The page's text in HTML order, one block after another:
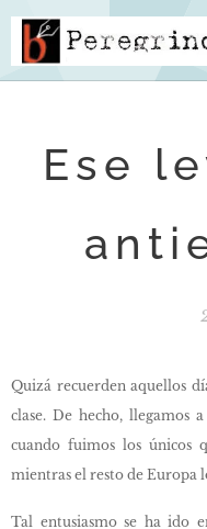
Ese
Quizá recuerden aquellos
clase. De hecho, llegamos
cuando fuimos los únicos
mientras el resto de Europa
Tal entusiasmo se ha ido